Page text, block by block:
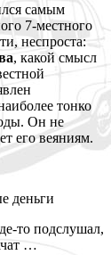
самым
7-местного
неспроста:
, какой смысл
тонко
Он не
его веяниям.
деньги
то подслушал,
…